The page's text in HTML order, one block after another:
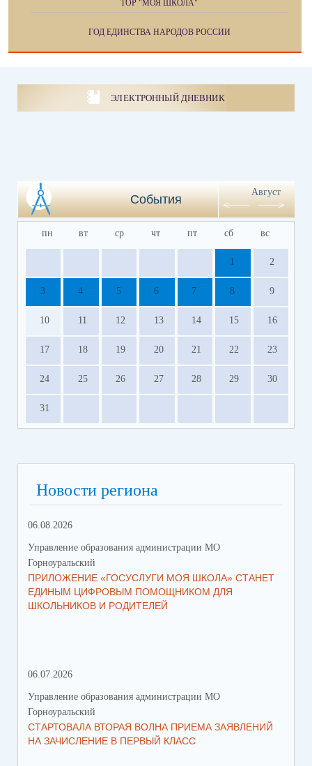
ТОР "МОЯ ШКОЛА"
ГОД ЕДИНСТВА НАРОДОВ РОССИИ
ЭЛЕКТРОННЫЙ ДНЕВНИК
События
Август
пн вт ср чт пт сб вс
1 2
3 4 5 6 7 8 9
10 11 12 13 14 15 16
17 18 19 20 21 22 23
24 25 26 27 28 29 30
31
Новости региона
06.08.2026
Управление образования администрации МО
Горноуральский
ПРИЛОЖЕНИЕ «ГОСУСЛУГИ МОЯ ШКОЛА» СТАНЕТ
ЕДИНЫМ ЦИФРОВЫМ ПОМОЩНИКОМ ДЛЯ
ШКОЛЬНИКОВ И РОДИТЕЛЕЙ
06.07.2026
Управление образования администрации МО
Горноуральский
СТАРТОВАЛА ВТОРАЯ ВОЛНА ПРИЕМА ЗАЯВЛЕНИЙ
НА ЗАЧИСЛЕНИЕ В ПЕРВЫЙ КЛАСС